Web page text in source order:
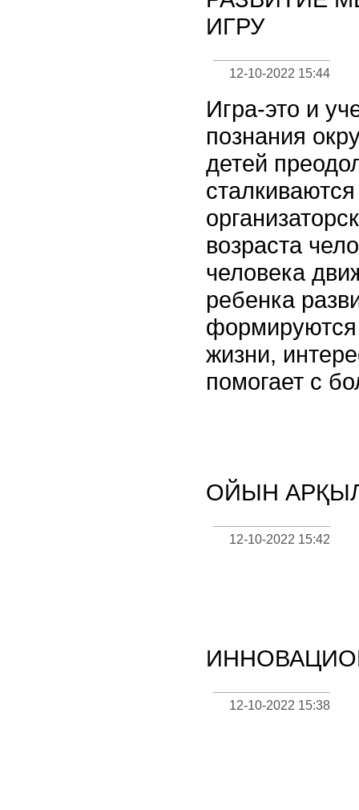
ИГРУ
12-10-2022 15:44
Игра-это и
познания
детей
возраста
человека
ребенка
формируются
жизни,
помогает с
ОЙЫН
12-10-2022 15:42
12-10-2022 15:38